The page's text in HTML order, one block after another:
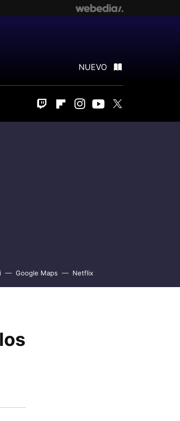
NUEVO
Twitch FlipboardInstagram
Youtube
Google Maps Netflix